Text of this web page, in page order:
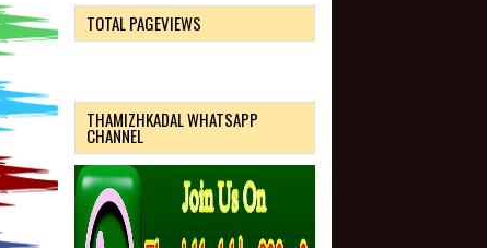
TOTAL PAGEVIEWS
THAMIZHKADAL WHATSAPP
CHANNEL